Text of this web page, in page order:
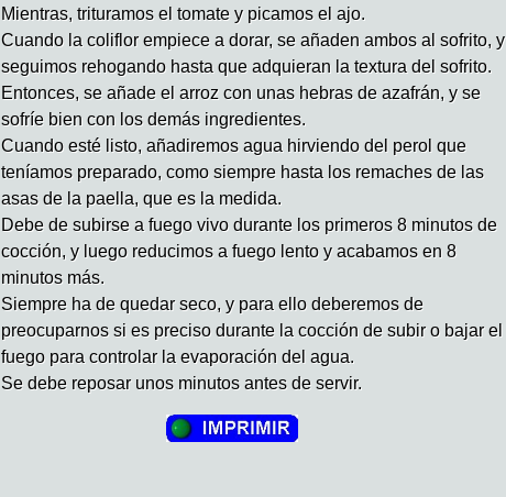
Mientras, trituramos el tomate y picamos el ajo.
Cuando la coliflor empiece a dorar, se añaden ambos al sofrito, y
seguimos rehogando hasta que adquieran la textura del sofrito.
Entonces, se añade el arroz con unas hebras de azafrán, y se
sofríe bien con los demás ingredientes.
Cuando esté listo, añadiremos agua hirviendo del perol que
teníamos preparado, como siempre hasta los remaches de las
asas de la paella, que es la medida.
Debe de subirse a fuego vivo durante los primeros 8 minutos de
cocción, y luego reducimos a fuego lento y acabamos en 8
minutos más.
Siempre ha de quedar seco, y para ello deberemos de
preocuparnos si es preciso durante la cocción de subir o bajar el
fuego para controlar la evaporación del agua.
Se debe reposar unos minutos antes de servir.